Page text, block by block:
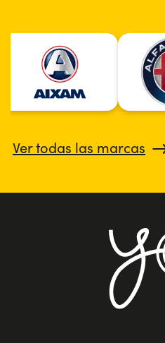
Ver todas las marcas